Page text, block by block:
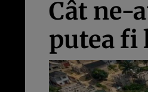
Cât ne-
putea fi